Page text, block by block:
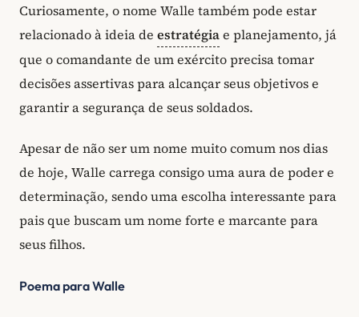
Curiosamente, o nome Walle também pode estar
relacionado à ideia de estratégiae planejamento, já
que o comandante de um exército precisa tomar
decisões assertivas para alcançar seus objetivos e
garantir a segurança de seus soldados.
Apesar de não ser um nome muito comum nos dias
de hoje, Walle carrega consigo uma aura de poder e
determinação, sendo uma escolha interessante para
pais que buscam um nome forte e marcante para
seus filhos.
Poema para Walle